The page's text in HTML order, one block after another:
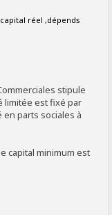
réel ,dépends
stipule
limitée est fixé par
en parts sociales à
capital minimum est